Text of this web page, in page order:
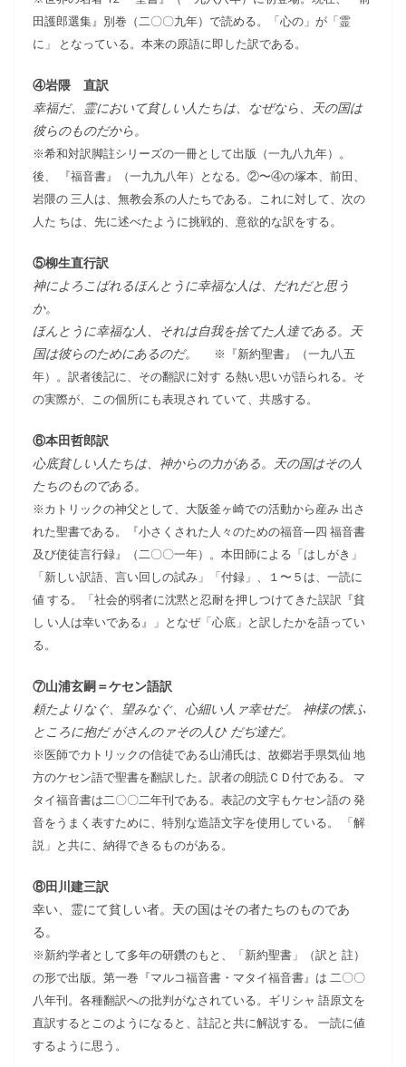
田護郎選集』別巻（二〇〇九年）で読める。「心の」が「霊
に」 となっている。本来の原語に即した訳である。
④岩隈 直訳
幸福だ、霊において貧しい人たちは、なぜなら、天の国は
彼らのものだから。
※希和対訳脚註シリーズの一冊として出版（一九八九年）。
後、 『福音書』（一九九八年）となる。②〜④の塚本、前田、
岩隈の 三人は、無教会系の人たちである。これに対して、次の
人た ちは、先に述べたように挑戦的、意欲的な訳をする。
⑤柳生直行訳
神によろこばれるほんとうに幸福な人は、だれだと思う
か。
ほんとうに幸福な人、それは自我を捨てた人達である。天
国は彼らのためにあるのだ。
※『新約聖書』（一九八五
年）。訳者後記に、その翻訳に対す る熱い思いが語られる。そ
の実際が、この個所にも表現され ていて、共感する。
⑥本田哲郎訳
心底貧しい人たちは、神からの力がある。天の国はその人
たちのものである。
※カトリックの神父として、大阪釜ヶ崎での活動から産み 出さ
れた聖書である。『小さくされた人々のための福音―四 福音書
及び使徒言行録』（二〇〇一年）。本田師による「はしがき」
「新しい訳語、言い回しの試み」「付録」、１〜５は、一読に
値 する。「社会的弱者に沈黙と忍耐を押しつけてきた誤訳『貧
し い人は幸いである』」となぜ「心底」と訳したかを語ってい
る。
⑦山浦玄嗣＝ケセン語訳
頼たよりなぐ、望みなぐ、心細い人ァ幸せだ。 神様の懐ふ
ところに抱だ がさんのァその人ひ だぢ達だ。
※医師でカトリックの信徒である山浦氏は、故郷岩手県気仙 地
方のケセン語で聖書を翻訳した。訳者の朗読ＣＤ付である。 マ
タイ福音書は二〇〇二年刊である。表記の文字もケセン語の 発
音をうまく表すために、特別な造語文字を使用している。 「解
説」と共に、納得できるものがある。
⑧田川建三訳
幸い、霊にて貧しい者。天の国はその者たちのものであ
る。
※新約学者として多年の研鑽のもと、「新約聖書」（訳と 註）
の形で出版。第一巻『マルコ福音書・マタイ福音書』は 二〇〇
八年刊。各種翻訳への批判がなされている。ギリシャ 語原文を
直訳するとこのようになると、註記と共に解説する。 一読に値
するように思う。